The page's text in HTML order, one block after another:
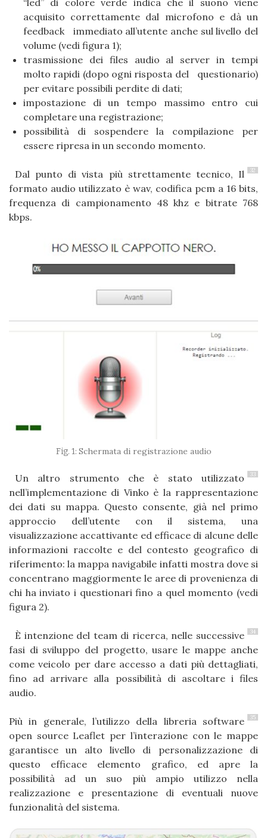
“led” di colore verde indica che il suono viene
acquisito correttamente dal microfono e dà un
feedback immediato all’utente anche sul livello del
volume (vedi figura 1);
trasmissione dei files audio al server in tempi
molto rapidi (dopo ogni risposta del questionario)
per evitare possibili perdite di dati;
impostazione di un tempo massimo entro cui
completare una registrazione;
possibilità di sospendere la compilazione per
essere ripresa in un secondo momento.
32
Dal punto di vista più strettamente tecnico, Il
formato audio utilizzato è wav, codifica pcm a 16 bits,
frequenza di campionamento 48 khz e bitrate 768
kbps.
Schermata di registrazione audio
33
Un altro strumento che è stato utilizzato
nell’implementazione di Vinko è la rappresentazione
dei dati su mappa. Questo consente, già nel primo
approccio dell’utente con il sistema, una
visualizzazione accattivante ed efficace di alcune delle
informazioni raccolte e del contesto geografico di
riferimento: la mappa navigabile infatti mostra dove si
concentrano maggiormente le aree di provenienza di
chi ha inviato i questionari fino a quel momento (vedi
figura 2).
34
È intenzione del team di ricerca, nelle successive
fasi di sviluppo del progetto, usare le mappe anche
come veicolo per dare accesso a dati più dettagliati,
fino ad arrivare alla possibilità di ascoltare i files
audio.
35
Più in generale, l’utilizzo della libreria software
open source Leaflet per l’interazione con le mappe
garantisce un alto livello di personalizzazione di
questo efficace elemento grafico, ed apre la
possibilità ad un suo più ampio utilizzo nella
realizzazione e presentazione di eventuali nuove
funzionalità del sistema.